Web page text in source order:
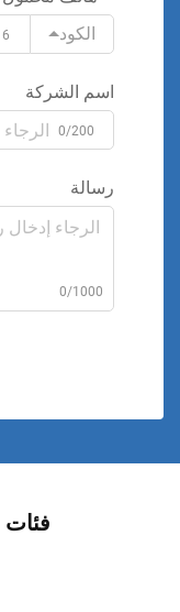
الكود
اسم الشركة
0/200
رسالة
0/1000
فئات